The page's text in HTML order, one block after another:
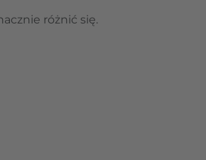
różnić się.